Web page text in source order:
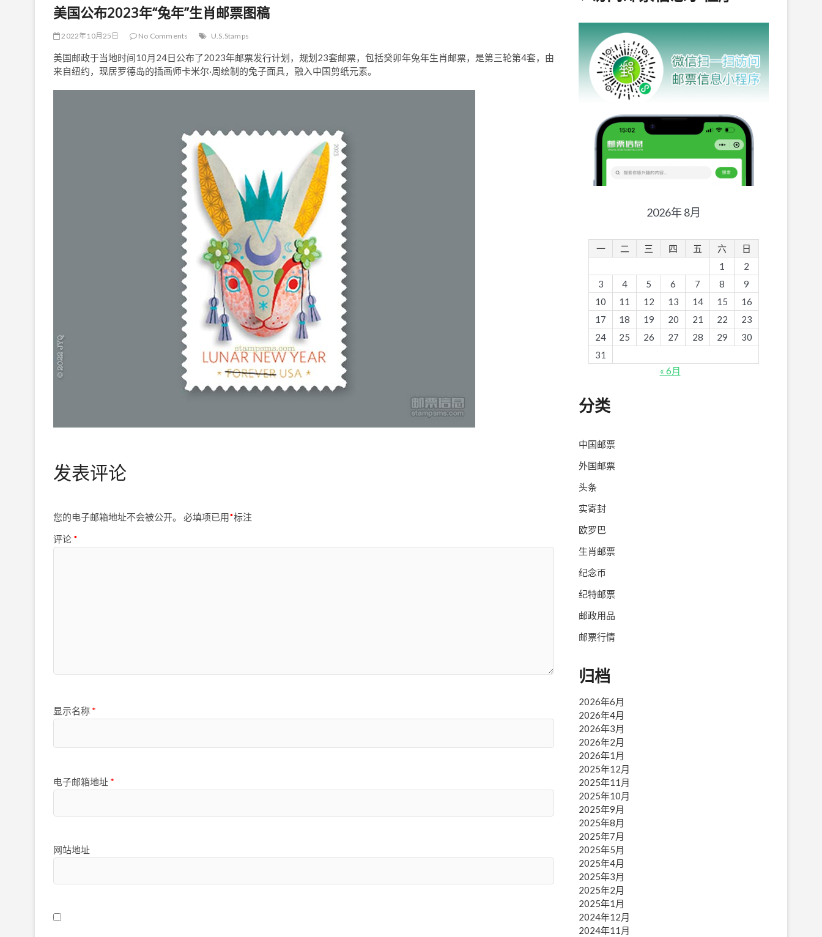
美国公布2023年“兔年”生肖邮票图稿
2022年10月25日 No Comments U.S.Stamps
美国邮政于当地时间10月24日公布了2023年邮票发行计划，规划23套邮票，包括癸卯年兔年生肖邮票，是第三轮第4套，由
来自纽约，现居罗德岛的插画师卡米尔·周绘制的兔子面具，融入中国剪纸元素。
发表评论
您的电子邮箱地址不会被公开。 必填项已用*标注
评论 *
显示名称 *
电子邮箱地址 *
网站地址
2026年 8月
一 二 三 四 五 六
日
1
2
3
4 5 6 7 8
9
10
11 12 13 14 15
16
17
18 19 20 21 22
23
24
25 26 27 28 29
30
31
« 6月
分类
中国邮票
外国邮票
头条
实寄封
欧罗巴
生肖邮票
纪念币
纪特邮票
邮政用品
邮票行情
归档
2026年6月
2026年4月
2026年3月
2026年2月
2026年1月
2025年12月
2025年11月
2025年10月
2025年9月
2025年8月
2025年7月
2025年5月
2025年4月
2025年3月
2025年2月
2025年1月
2024年12月
2024年11月